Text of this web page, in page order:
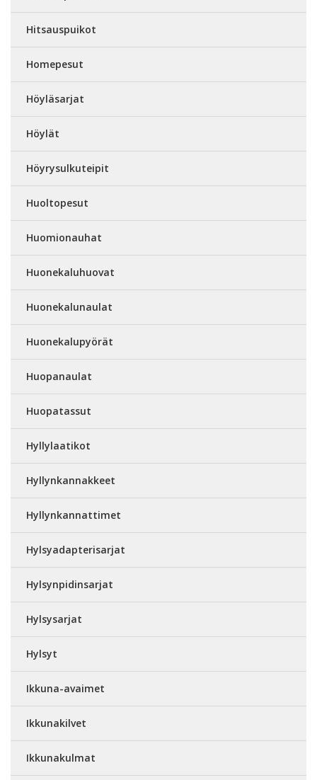
Hitsauspuikot
Homepesut
Höyläsarjat
Höylät
Höyrysulkuteipit
Huoltopesut
Huomionauhat
Huonekaluhuovat
Huonekalunaulat
Huonekalupyörät
Huopanaulat
Huopatassut
Hyllylaatikot
Hyllynkannakkeet
Hyllynkannattimet
Hylsyadapterisarjat
Hylsynpidinsarjat
Hylsysarjat
Hylsyt
Ikkuna-avaimet
Ikkunakilvet
Ikkunakulmat